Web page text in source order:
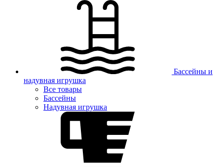
Бассейны и
надувная игрушка
Все товары
Бассейны
Надувная игрушка